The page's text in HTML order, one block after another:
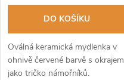
DO KOŠÍKU
Oválná keramická mydlenka v
ohnivě červené barvě s okrajem
jako tričko námořníků.